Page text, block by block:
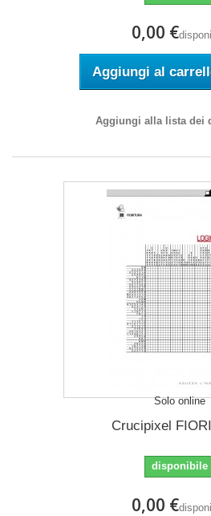
0,00 €
Aggiungi al
Aggiungi alla lista dei
Solo online
Crucipixel
disponibile
0,00 €